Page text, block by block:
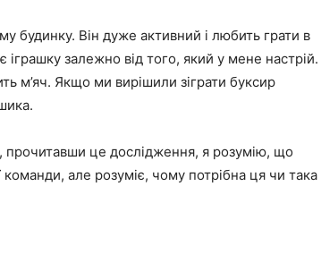
будинку. Він дуже активний і любить грати в
іграшку залежно від того, який у мене настрій.
м’яч. Якщо ми вирішили зіграти буксир
прочитавши це дослідження, я розумію, що
але розуміє, чому потрібна ця чи така